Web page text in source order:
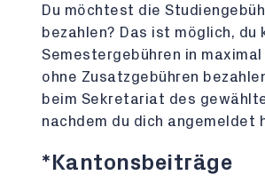
Du möchtest die
bezahlen? Das ist möglich, du
Semestergebühren in
ohne Zusatzgebühren
beim Sekretariat des
nachdem du dich angemeldet
*Kantonsbeiträge